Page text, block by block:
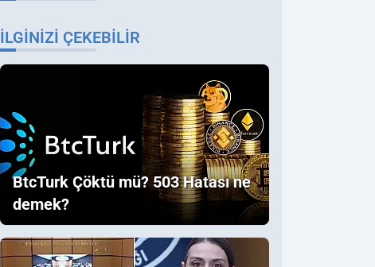
İLGINIZI ÇEKEBILIR
BtcTurk Çöktü mü? 503 Hatası ne
demek?